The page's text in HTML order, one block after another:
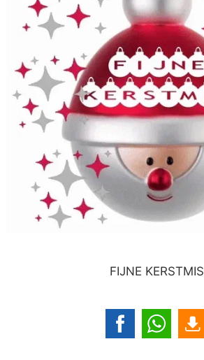
FIJNE KERSTMIS